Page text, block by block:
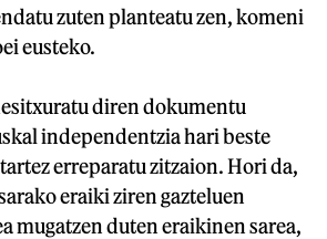
zuten planteatu zen, komeni
eusteko.
diren dokumentu
independentzia hari beste
erreparatu zitzaion. Hori da,
eraiki ziren gazteluen
mugatzen duten eraikinen sarea,